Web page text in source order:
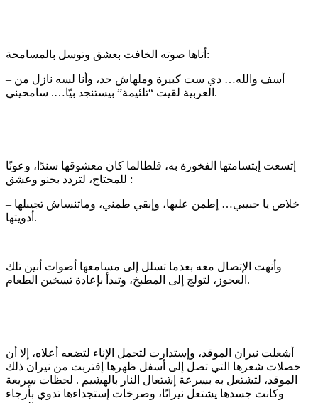
أتاها صوته الخافت بعشق وتوسل بالمسامحة:
– أسف والله… دي ست كبيرة وملهاش حد، وأنا لسه نازل من
العربية لقيت “تلئيمة” بيستنجد بيّا…. سامحيني.
إتسعت إبتسامتها الفخورة به، فلطالما كان معشوقها سندًا، وعونًا
للمحتاج، لتردد بحنو وعشق :
– خلاص يا حبيبي… إطمن عليها، وإبقي طمني، وماتنساش تجيبلها
أدويتها.
وأنهت الإتصال معه بعدما تسلل إلى مسامعها أصوات أنين تلك
العجوز، لتولج إلى المطبخ، وتبدأ بإعادة تسخين الطعام.
أشعلت نيران الموقد، وإستدارت لتحمل الإناء لتضعه أعلاه، إلا أن
خصلات شعرها التي تصل إلى أسفل ظهرها إقتربت من نيران ذلك
الموقد، لتشتعل به بسرعة إشتعال النار بالهشيم . لحظات سريعة
وكانت جسدها يشتعل نيرانًا، وصرخات إستجداءها تدوي بأرجاء